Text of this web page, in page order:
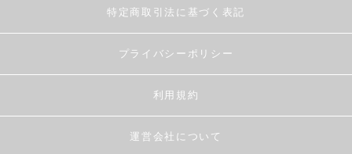
特定商取引法に基づく表記
プライバシーポリシー
利用規約
運営会社について